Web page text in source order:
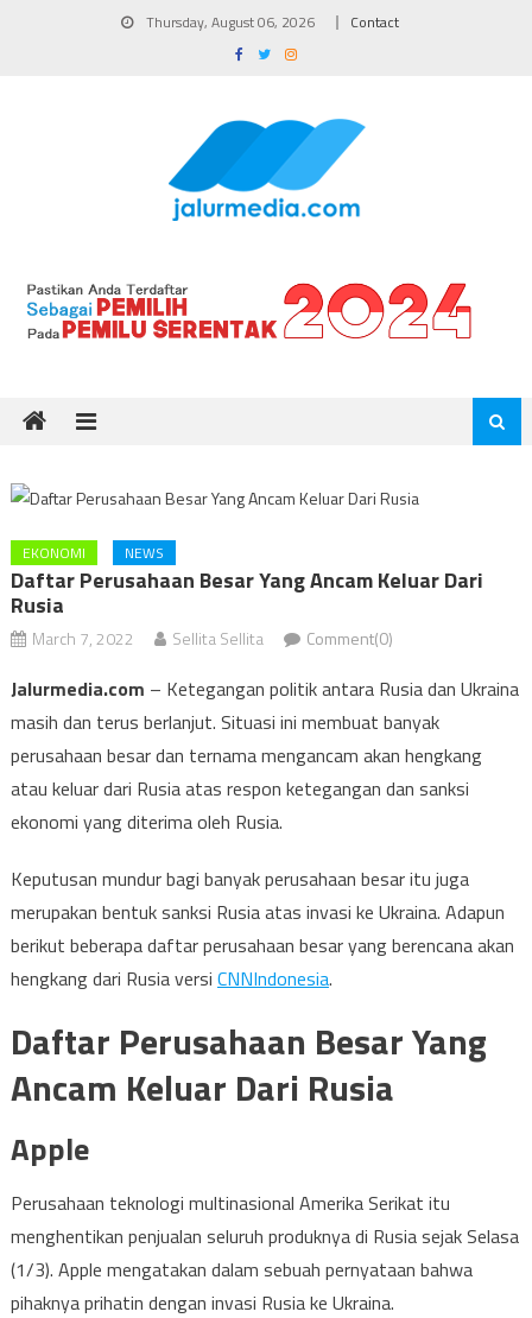
Thursday, August 06, 2026 Contact
EKONOMI NEWS
Daftar Perusahaan Besar Yang Ancam Keluar Dari
Rusia
March 7, 2022 Sellita Sellita Comment(0)
Jalurmedia.com – Ketegangan politik antara Rusia dan Ukraina
masih dan terus berlanjut. Situasi ini membuat banyak
perusahaan besar dan ternama mengancam akan hengkang
atau keluar dari Rusia atas respon ketegangan dan sanksi
ekonomi yang diterima oleh Rusia.
Keputusan mundur bagi banyak perusahaan besar itu juga
merupakan bentuk sanksi Rusia atas invasi ke Ukraina. Adapun
berikut beberapa daftar perusahaan besar yang berencana akan
hengkang dari Rusia versi CNNIndonesia.
Daftar Perusahaan Besar Yang
Ancam Keluar Dari Rusia
Apple
Perusahaan teknologi multinasional Amerika Serikat itu
menghentikan penjualan seluruh produknya di Rusia sejak Selasa
(1/3). Apple mengatakan dalam sebuah pernyataan bahwa
pihaknya prihatin dengan invasi Rusia ke Ukraina.